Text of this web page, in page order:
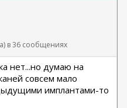
в 36 сообщениях
нет...но думаю на
совсем мало
имплантами-то